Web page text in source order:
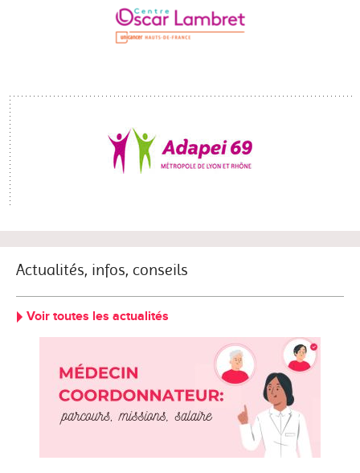
Actualités, infos, conseils
Voir toutes les actualités